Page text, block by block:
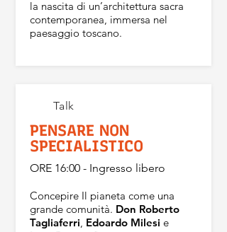
la nascita di un’architettura sacra
contemporanea, immersa nel
paesaggio toscano.
Talk
PENSARE NON
SPECIALISTICO
ORE 16:00 - Ingresso libero
Concepire Il pianeta come una
grande comunità. Don Roberto
Tagliaferri, Edoardo Milesi e